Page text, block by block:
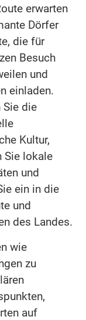
erwarten
Dörfer
die für
Besuch
und
einladen.
Sie die
Kultur,
Sie lokale
und
ein in die
und
des Landes.
wie
zu
auf